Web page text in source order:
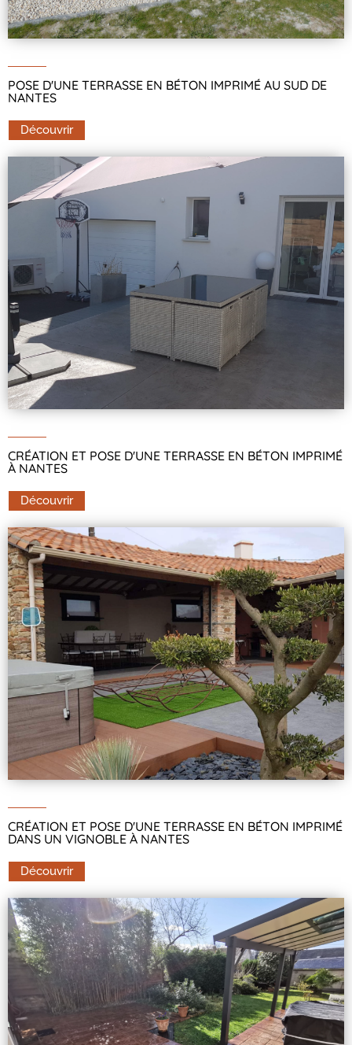
POSE D'UNE TERRASSE EN BÉTON IMPRIMÉ AU SUD DE
NANTES
Découvrir
CRÉATION ET POSE D'UNE TERRASSE EN BÉTON IMPRIMÉ
À NANTES
Découvrir
CRÉATION ET POSE D'UNE TERRASSE EN BÉTON IMPRIMÉ
DANS UN VIGNOBLE À NANTES
Découvrir